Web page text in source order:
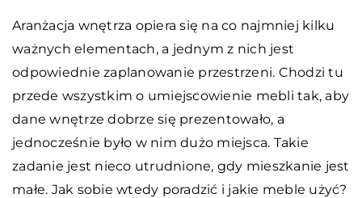
Aranżacja wnętrza opiera się na co najmniej kilku
ważnych elementach, a jednym z nich jest
odpowiednie zaplanowanie przestrzeni. Chodzi tu
przede wszystkim o umiejscowienie mebli tak, aby
dane wnętrze dobrze się prezentowało, a
jednocześnie było w nim dużo miejsca. Takie
zadanie jest nieco utrudnione, gdy mieszkanie jest
małe. Jak sobie wtedy poradzić i jakie meble użyć?